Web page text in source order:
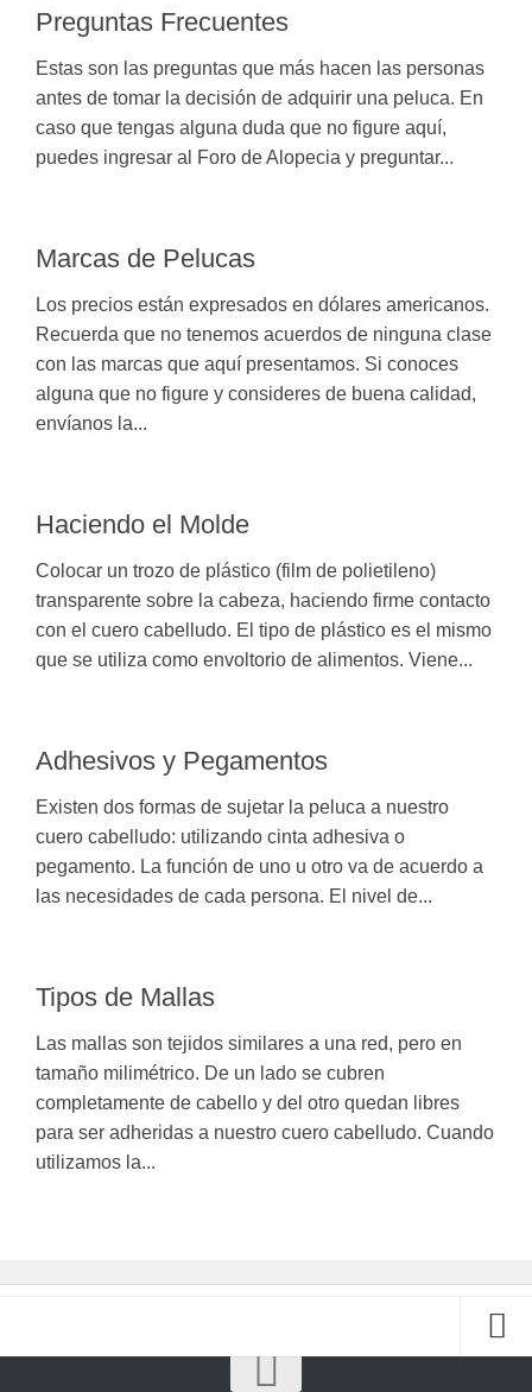
Preguntas Frecuentes
Estas son las preguntas que más hacen las personas
antes de tomar la decisión de adquirir una peluca. En
caso que tengas alguna duda que no figure aquí,
puedes ingresar al Foro de Alopecia y preguntar...
Marcas de Pelucas
Los precios están expresados en dólares americanos.
Recuerda que no tenemos acuerdos de ninguna clase
con las marcas que aquí presentamos. Si conoces
alguna que no figure y consideres de buena calidad,
envíanos la...
Haciendo el Molde
Colocar un trozo de plástico (film de polietileno)
transparente sobre la cabeza, haciendo firme contacto
con el cuero cabelludo. El tipo de plástico es el mismo
que se utiliza como envoltorio de alimentos. Viene...
Adhesivos y Pegamentos
Existen dos formas de sujetar la peluca a nuestro
cuero cabelludo: utilizando cinta adhesiva o
pegamento. La función de uno u otro va de acuerdo a
las necesidades de cada persona. El nivel de...
Tipos de Mallas
Las mallas son tejidos similares a una red, pero en
tamaño milimétrico. De un lado se cubren
completamente de cabello y del otro quedan libres
para ser adheridas a nuestro cuero cabelludo. Cuando
utilizamos la...